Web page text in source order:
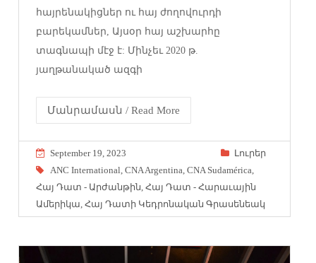
հայրենակիցներ ու հայ ժողովուրդի
բարեկամներ, Այսօր հայ աշխարհը
տագնապի մէջ է: Մինչեւ 2020 թ.
յաղթանակած ազգի
Մանրամասն / Read More
September 19, 2023
Լուրեր
ANC International,CNA Argentina,CNA Sudamérica,
Հայ Դատ - Արժանթին,Հայ Դատ - Հարաւային
Ամերիկա,Հայ Դատի Կեդրոնական Գրասենեակ